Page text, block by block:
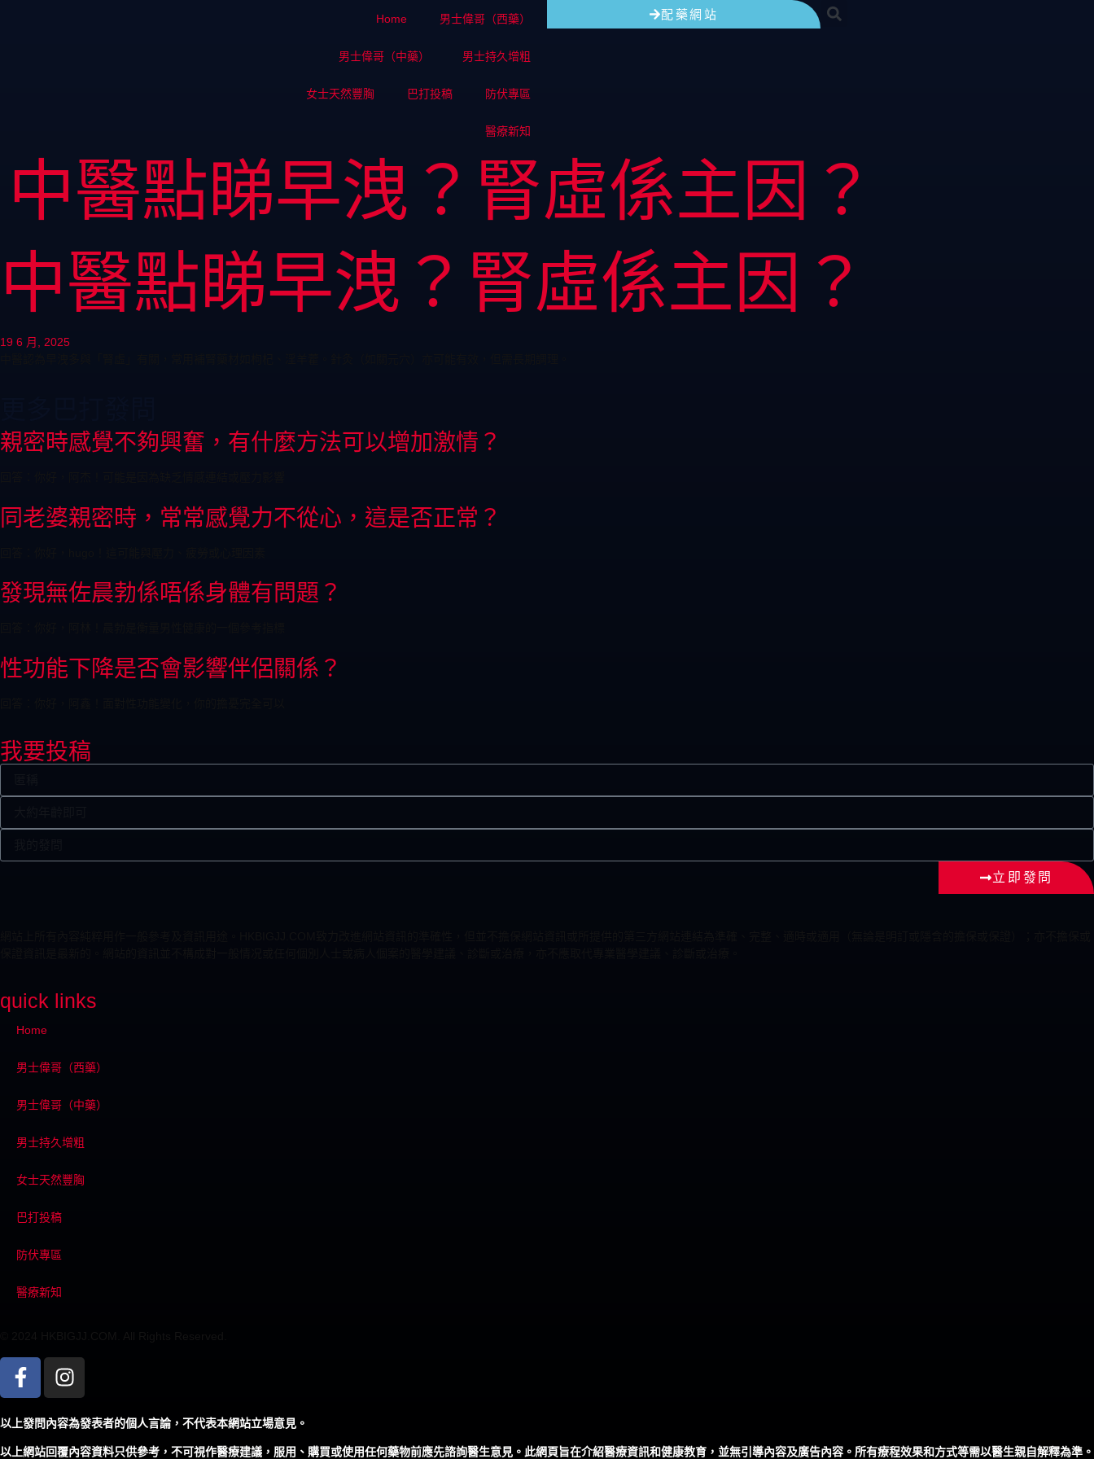
Home 男士偉哥（西藥）
男士偉哥（中藥） 男士持久增粗
女士天然豐胸 巴打投稿 防伏專區
醫療新知
配藥網站
中醫點睇早洩？腎虛係主因？
中醫點睇早洩？腎虛係主因？
19 6 月, 2025
親密時感覺不夠興奮，有什麼方法可以增加激情？
同老婆親密時，常常感覺力不從心，這是否正常？
發現無佐晨勃係唔係身體有問題？
性功能下降是否會影響伴侶關係？
我要投稿
立即發問
quick links
Home
男士偉哥（西藥）
男士偉哥（中藥）
男士持久增粗
女士天然豐胸
巴打投稿
防伏專區
醫療新知
以上發問內容為發表者的個人言論，不代表本網站立場意見。
以上網站回覆內容資料只供參考，不可視作醫療建議，服用、購買或使用任何藥物前應先諮詢醫生意見。此網頁旨在介紹醫療資訊和健康教育，並無引導內容及廣告內容。所有療程效果和方式等需以醫生親自解釋為準。